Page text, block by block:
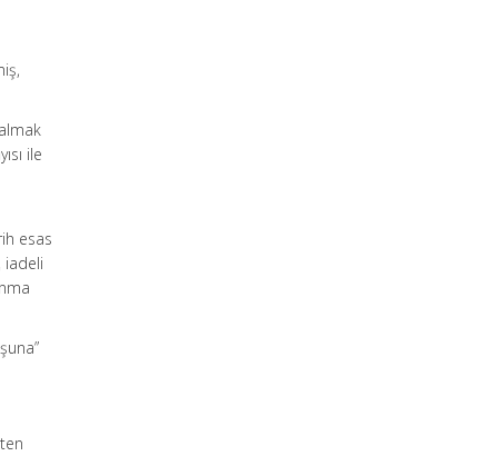
ile
esas
iadeli